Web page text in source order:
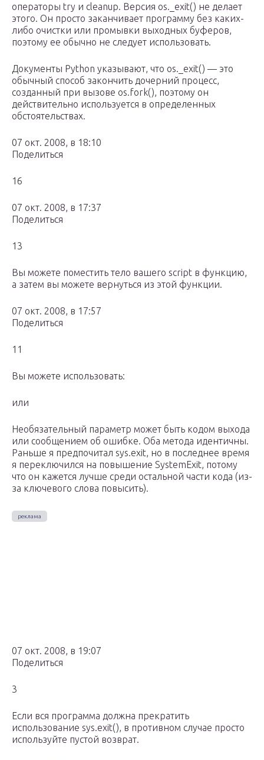
операторы try и cleanup. Версия os._exit() не делает
этого. Он просто заканчивает программу без каких-
либо очистки или промывки выходных буферов,
поэтому ее обычно не следует использовать.
Документы Python указывают, что os._exit() — это
обычный способ закончить дочерний процесс,
созданный при вызове os.fork(), поэтому он
действительно используется в определенных
обстоятельствах.
07 окт. 2008, в 18:10
Поделиться
16
07 окт. 2008, в 17:37
Поделиться
13
Вы можете поместить тело вашего script в функцию,
а затем вы можете вернуться из этой функции.
07 окт. 2008, в 17:57
Поделиться
11
Вы можете использовать:
или
Необязательный параметр может быть кодом выхода
или сообщением об ошибке. Оба метода идентичны.
Раньше я предпочитал sys.exit, но в последнее время
я переключился на повышение SystemExit, потому
что он кажется лучше среди остальной части кода (из-
за ключевого слова повысить).
07 окт. 2008, в 19:07
Поделиться
3
Если вся программа должна прекратить
использование sys.exit(), в противном случае просто
используйте пустой возврат.